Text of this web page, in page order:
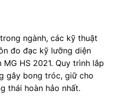
ngành, các kỹ thuật
đo đạc kỹ lưỡng diện
HS 2021. Quy trình lắp
gây bong tróc, giữ cho
thái hoàn hảo nhất.